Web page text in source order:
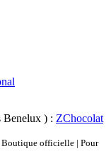
Benelux ) : ZChocolat
Boutique officielle | Pour